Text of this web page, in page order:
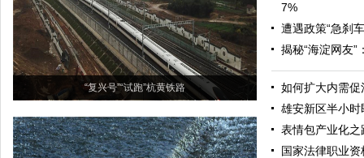
“复兴号”“试跑”杭黄铁路
7%
遭遇政策“急刹
揭秘“海淀网友
如何扩大内需促
雄安新区半小
表情包产业化
国家法律职业